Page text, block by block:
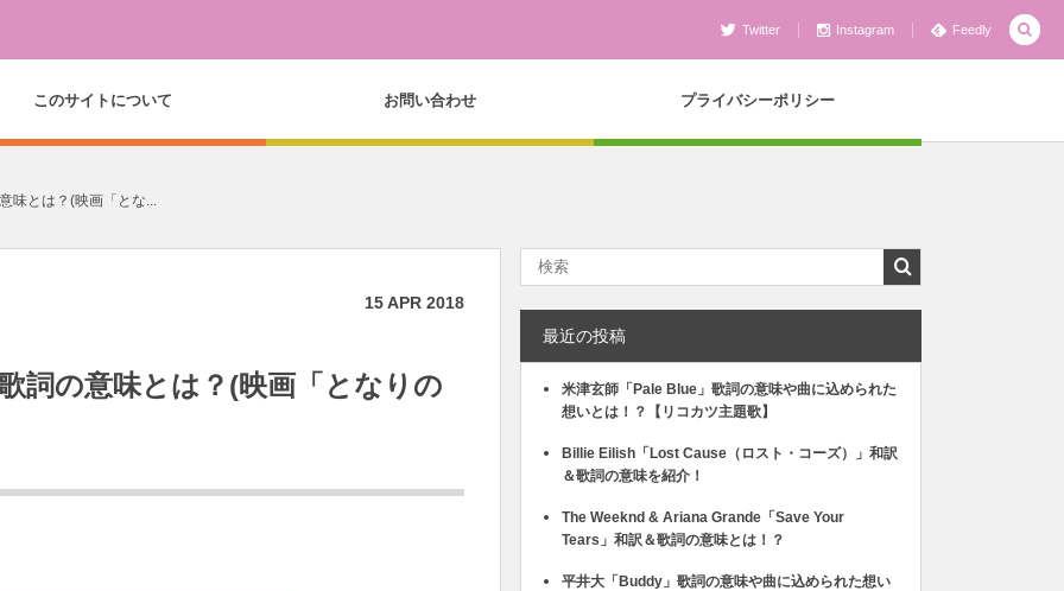
Twitter Instagram Feedly
このサイトについて お問い合わせ プライバシーポリシー
味とは？(映画「とな...
15APR 2018
詞の意味とは？(映画「となりの
最近の投稿
米津玄師「Pale Blue」歌詞の意味や曲に込められた
想いとは！？【リコカツ主題歌】
Billie Eilish「Lost Cause（ロスト・コーズ）」和訳
＆歌詞の意味を紹介！
The Weeknd & Ariana Grande「Save Your
Tears」和訳＆歌詞の意味とは！？
平井大「Buddy」歌詞の意味や曲に込められた想い